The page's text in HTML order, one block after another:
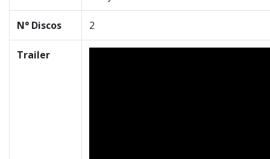
N° Discos 2
Trailer